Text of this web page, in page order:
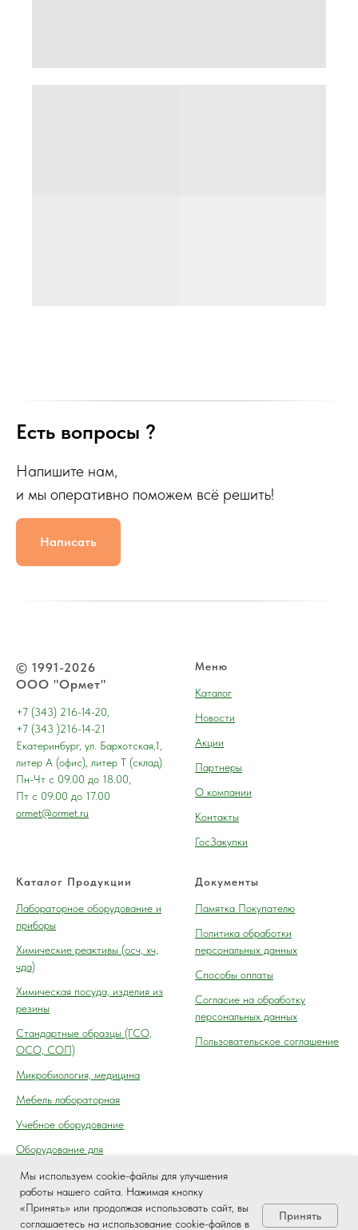
Есть вопросы ?
Напишите нам,
и мы оперативно поможем всё решить!
Написать
Мы используем cookie-файлы для улучшения
работы нашего сайта. Нажимая кнопку
«Принять» или продолжая использовать сайт, вы
соглашаетесь на использование cookie-файлов в
Принять
© 1991-2026
ООО "Ормет"
+7 (343) 216-14-20,
+7 (343 )216-14-21
Екатеринбург, ул. Бархотская,1,
литер А (офис), литер Т (склад)
Пн-Чт с 09.00 до 18.00,
Пт с 09.00 до 17.00
ormet@ormet.ru
Меню
Каталог
Новости
Акции
Партнеры
О компании
Контакты
ГосЗакупки
Каталог Продукции
Лабораторное оборудование и
приборы
Химические реактивы (осч, хч,
чда)
Химическая посуда, изделия из
резины
Cтандартные образцы (ГСО,
ОСО, СОП)
Микробиология, медицина
Мебель лабораторная
Учебное оборудование
Оборудование для
осмотра (контроля) ГАИ
Документы
Памятка Покупателю
Политика обработки
персональных данных
Способы оплаты
Согласие на обработку
персональных данных
Пользовательское соглашение